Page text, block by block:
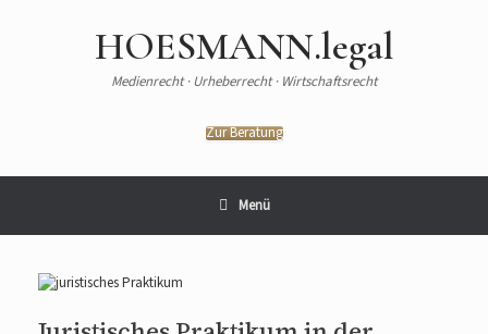
HOESMANN.legal
Medienrecht · Urheberrecht · Wirtschaftsrecht
Zur Beratung
Menü